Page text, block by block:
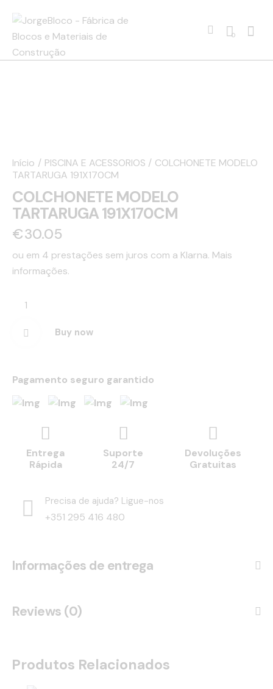
0
Início PISCINA E ACESSORIOS
COLCHONETE MODELO
TARTARUGA 191X170CM
COLCHONETE MODELO
TARTARUGA 191X170CM
€30.05
ou em 4 prestações sem juros com a Klarna. Mais
informações.
Buy now
Pagamento seguro garantido
Entrega
Rápida
Suporte
24/7
Devoluções
Gratuitas
Precisa de ajuda? Ligue-nos
+351 295 416 480
Informações de entrega
Reviews (0)
Produtos Relacionados